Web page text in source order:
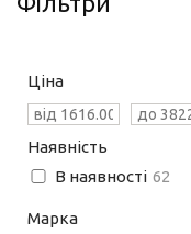
Ціна
Наявність
В наявності 62
Марка